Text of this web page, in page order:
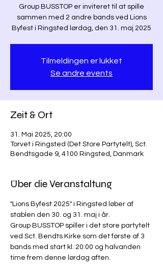
Group BUSSTOP er inviteret til at spille
sammen med 2 andre bands ved Lions
Byfest i Ringsted lørdag, den 31. maj 2025
Tilmeldingen er lukket
Se andre events
Zeit & Ort
31. Mai 2025, 20:00
Torvet i Ringsted (Det Store Partytelt), Sct.
Bendtsgade 9, 4100 Ringsted, Danmark
Über die Veranstaltung
"Lions Byfest 2025" i Ringsted løber af
stablen den 30. og 31. maj i år.
Group BUSSTOP spiller i det store partytelt
ved Sct. Bendts Kirke som det første af 3
bands med start kl. 20:00 og halvanden
time frem denne lørdag aften.